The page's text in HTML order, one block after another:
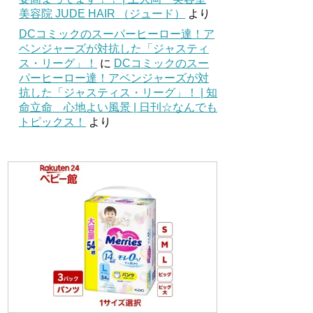
美容院 JUDE HAIR （ジュード）
より
DCコミックのスーパーヒーロー達！ア
ベンジャーズが対抗した「ジャスティ
ス・リーグ」！
に DCコミックのスー
パーヒーロー達！アベンジャーズが対
抗した「ジャスティス・リーグ」！ | 知
命立命 心地よい風景 | 日刊☆なんでも
トピックス！
より